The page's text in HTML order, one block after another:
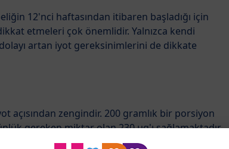
12'nci haftasından itibaren başladığı için
etmeleri çok önemlidir. Yalnızca kendi
artan iyot gereksinimlerini de dikkate
açısından zengindir. 200 gramlık bir porsiyon
gereken miktar olan 230 µg'ı sağlamaktadır.
. Gebelik ve emzirme sırasında iyotun yeterli